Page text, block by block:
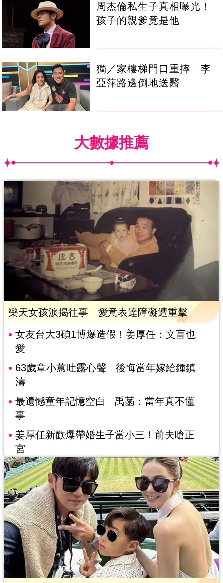
周杰倫私生子真相曝光！
孩子的親爹竟是他
獨／家樓梯門口重摔 李
亞萍路邊倒地送醫
大數據推薦
樂天女孩淚揭往事 愛意表達障礙遭重擊
女友台大3碩1博爆造假！姜厚任：文盲也
愛
63歲章小蕙吐露心聲：後悔當年嫁給鍾鎮
濤
最遺憾童年記憶空白 禹菡：當年真不懂
事
姜厚任新歡爆帶婚生子當小三！前夫嗆正
宮